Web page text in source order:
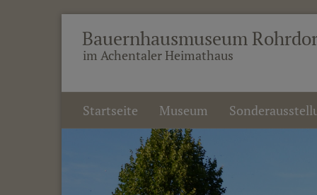
Bauernhausmuseum
im Achentaler Heimathaus
Startseite Museum